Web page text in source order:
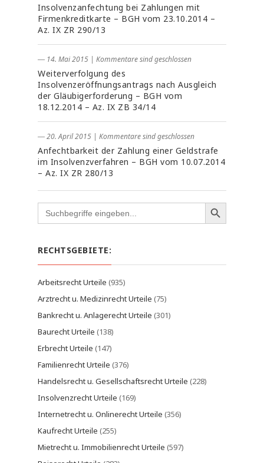
Insolvenzanfechtung bei Zahlungen mit
Firmenkreditkarte – BGH vom 23.10.2014 –
Az. IX ZR 290/13
― 14. Mai 2015 | Kommentare sind geschlossen
Weiterverfolgung des
Insolvenzeröffnungsantrags nach Ausgleich
der Gläubigerforderung – BGH vom
18.12.2014 – Az. IX ZB 34/14
― 20. April 2015 | Kommentare sind geschlossen
Anfechtbarkeit der Zahlung einer Geldstrafe
im Insolvenzverfahren – BGH vom 10.07.2014
– Az. IX ZR 280/13
Search
for:
RECHTSGEBIETE:
Arbeitsrecht Urteile (935)
Arztrecht u. Medizinrecht Urteile (75)
Bankrecht u. Anlagerecht Urteile (301)
Baurecht Urteile (138)
Erbrecht Urteile (147)
Familienrecht Urteile (376)
Handelsrecht u. Gesellschaftsrecht Urteile (228)
Insolvenzrecht Urteile (169)
Internetrecht u. Onlinerecht Urteile (356)
Kaufrecht Urteile (255)
Mietrecht u. Immobilienrecht Urteile (597)